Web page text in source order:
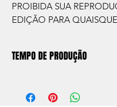
PROIBIDA SUA
EDIÇÃO PARA
TEMPO DE PRODUÇÃO
aprox. 5 dias úteis, após a
compra.